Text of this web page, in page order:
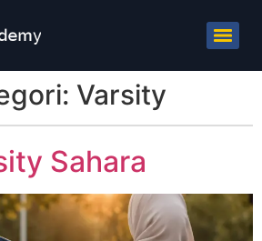
Varsity
Sahara